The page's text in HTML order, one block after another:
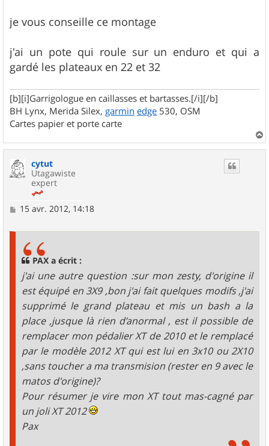
je vous conseille ce montage
j'ai un pote qui roule sur un enduro et qui a
gardé les plateaux en 22 et 32
[b][i]Garrigologue en caillasses et bartasses.[/i][/b]
BH Lynx, Merida Silex, garmin edge 530, OSM
Cartes papier et porte carte
a
cytut
Utagawiste
expert
M15 avr. 2012, 14:18
PAX a écrit :
j'ai une autre question :sur mon zesty, d'origine il
est équipé en 3X9 ,bon j'ai fait quelques modifs ,j'ai
supprimé le grand plateau et mis un bash a la
place ,jusque là rien d’anormal , est il possible de
remplacer mon pédalier XT de 2010 et le remplacé
par le modèle 2012 XT qui est lui en 3x10 ou 2X10
,sans toucher a ma transmision (rester en 9 avec le
matos d'origine)?
Pour résumer je vire mon XT tout mas-cagné par
un joli XT 2012
Pax